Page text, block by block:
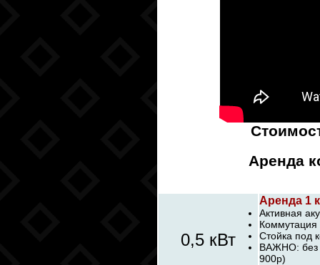
Аренда
0,5 кВт
Аренда 1
Активная
Коммутация
Стойка под
ВАЖНО: без
900р)